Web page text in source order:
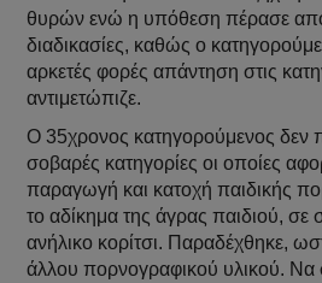
θυρών ενώ η υπόθεση πέρασε
διαδικασίες, καθώς ο
αρκετές φορές απάντηση στις
αντιμετώπιζε.
Ο 35χρονος κατηγορούμενος δεν
σοβαρές κατηγορίες οι οποίες
παραγωγή και κατοχή παιδικής
το αδίκημα της άγρας παιδιού, σε
ανήλικο κορίτσι. Παραδέχθηκε,
άλλου πορνογραφικού υλικού.